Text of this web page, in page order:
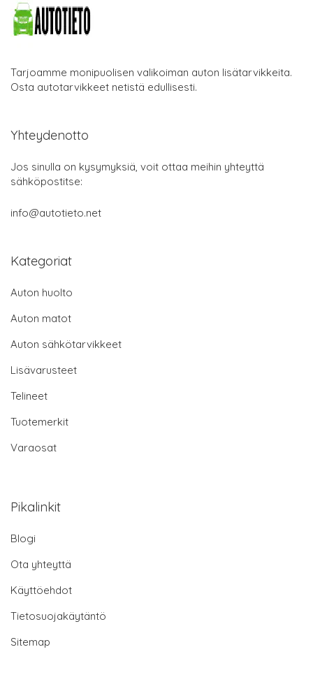
Tarjoamme monipuolisen valikoiman auton lisätarvikkeita.
Osta autotarvikkeet netistä edullisesti.
Yhteydenotto
Jos sinulla on kysymyksiä, voit ottaa meihin yhteyttä
sähköpostitse:
info@autotieto.net
Kategoriat
Auton huolto
Auton matot
Auton sähkötarvikkeet
Lisävarusteet
Telineet
Tuotemerkit
Varaosat
Pikalinkit
Blogi
Ota yhteyttä
Käyttöehdot
Tietosuojakäytäntö
Sitemap